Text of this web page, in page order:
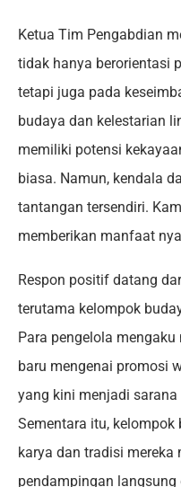
Ketua Tim Pengabdian
tidak hanya berorientasi
tetapi juga pada
budaya dan kelestarian
memiliki potensi
biasa. Namun, kendala
tantangan tersendiri.
memberikan manfaat
Respon positif datang
terutama kelompok
Para pengelola
baru mengenai promosi
yang kini menjadi
Sementara itu, kelompok
karya dan tradisi mereka
pendampingan